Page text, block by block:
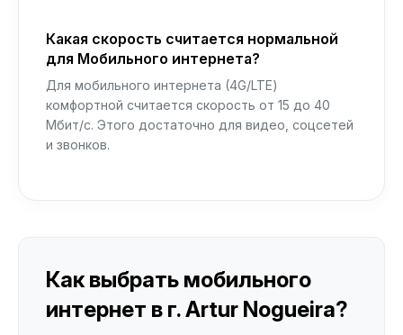
Какая скорость считается нормальной
для Мобильного интернета?
Для мобильного интернета (4G/LTE)
комфортной считается скорость от 15 до 40
Мбит/с. Этого достаточно для видео, соцсетей
и звонков.
Как выбрать мобильного
интернет в г. Artur Nogueira?